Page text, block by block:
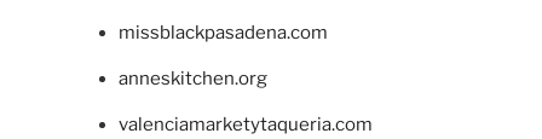
missblackpasadena.com
anneskitchen.org
valenciamarketytaqueria.com